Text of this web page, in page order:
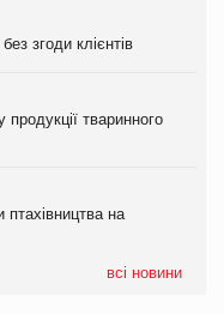
згоди клієнтів
тваринного
на
всі новини
наймасштабніших
війни
з’явилися
згоди клієнтів
тваринного
на